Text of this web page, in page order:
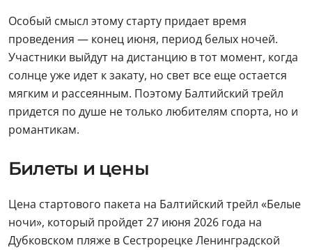
Особый смысл этому старту придает время
проведения — конец июня, период белых ночей.
Участники выйдут на дистанцию в тот момент, когда
солнце уже идет к закату, но свет все еще остается
мягким и рассеянным. Поэтому Балтийский трейл
придется по душе не только любителям спорта, но и
романтикам.
Билеты и цены
Цена стартового пакета на Балтийский трейл «Белые
ночи», который пройдет 27 июня 2026 года на
Дубковском пляже в Сестрорецке Ленинградской